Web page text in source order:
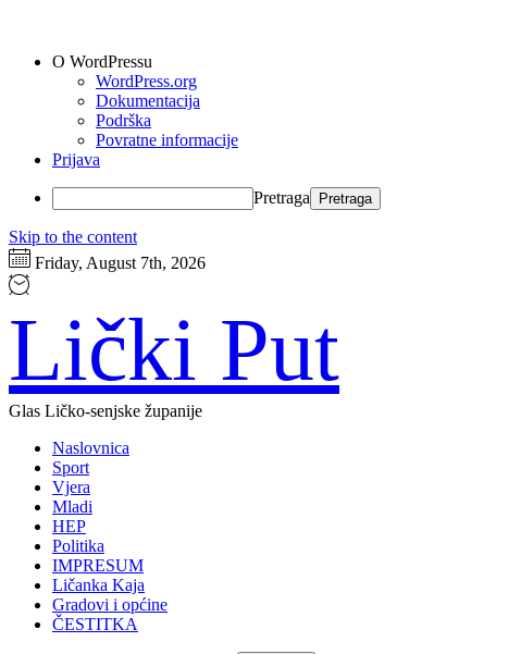
O WordPressu
WordPress.org
Dokumentacija
Podrška
Povratne informacije
Prijava
Pretraga
Skip to the content
Friday, August 7th, 2026
Lički Put
Glas Ličko-senjske županije
Naslovnica
Sport
Vjera
Mladi
HEP
Politika
IMPRESUM
Ličanka Kaja
Gradovi i općine
ČESTITKA